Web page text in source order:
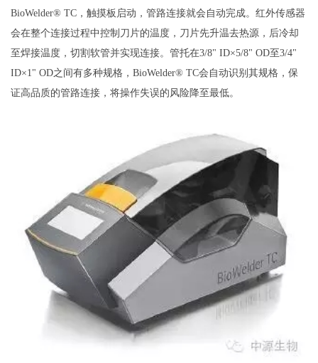
BioWelder® TC，触摸板启动，管路连接就会自动完成。红外传感器
会在整个连接过程中控制刀片的温度，刀片先升温去热源，后冷却
至焊接温度，切割软管并实现连接。管托在3/8" ID×5/8" OD至3/4"
ID×1" OD之间有多种规格，BioWelder® TC会自动识别其规格，保
证高品质的管路连接，将操作失误的风险降至最低。